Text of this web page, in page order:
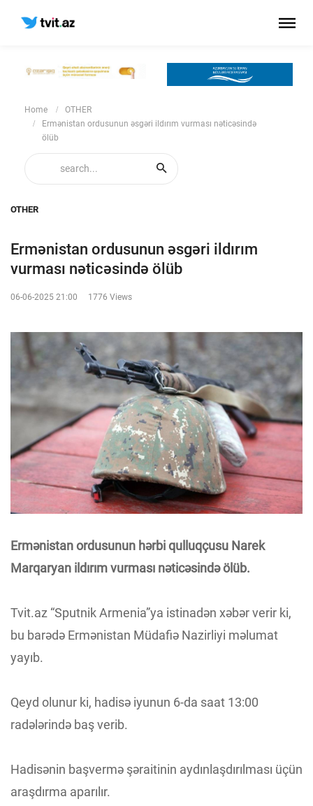
Home
OTHER
Ermənistan ordusunun əsgəri ildırım vurması nəticəsində
ölüb
OTHER
Ermənistan ordusunun əsgəri ildırım
vurması nəticəsində ölüb
06-06-2025 21:00 1776 Views
Ermənistan ordusunun hərbi qulluqçusu Narek
Marqaryan ildırım vurması nəticəsində ölüb.
Tvit.az “Sputnik Armenia”ya istinadən xəbər verir ki,
bu barədə Ermənistan Müdafiə Nazirliyi məlumat
yayıb.
Qeyd olunur ki, hadisə iyunun 6-da saat 13:00
radələrində baş verib.
Hadisənin başvermə şəraitinin aydınlaşdırılması üçün
araşdırma aparılır.